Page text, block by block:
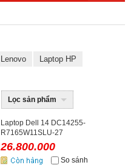
Laptop HP
Lọc sản phẩm
Laptop Dell 14 DC14255-
R7165W11SLU-27
26.800.000
So sánh